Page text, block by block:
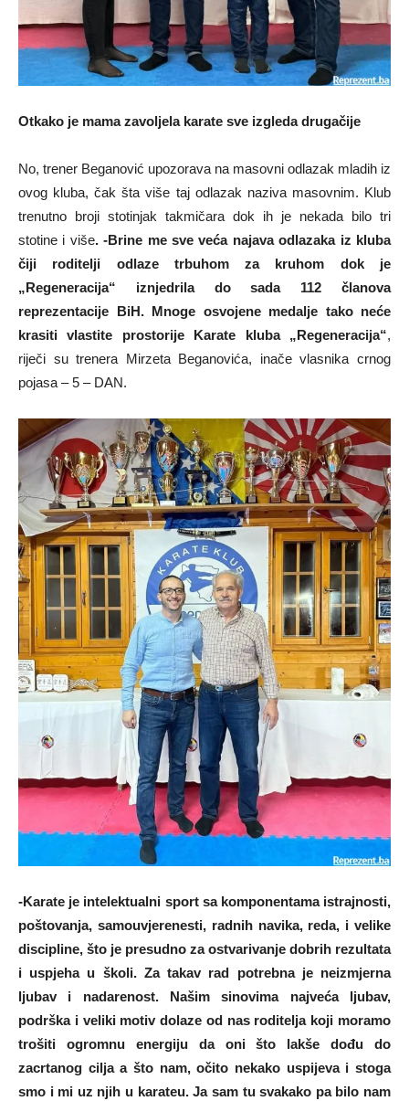
Otkako je mama zavoljela karate sve izgleda drugačije
No, trener Beganović upozorava na masovni odlazak mladih iz
ovog kluba, čak šta više taj odlazak naziva masovnim. Klub
trenutno broji stotinjak takmičara dok ih je nekada bilo tri
stotine i više. -Brine me sve veća najava odlazaka iz kluba
čiji roditelji odlaze trbuhom za kruhom dok je
„Regeneracija“ iznjedrila do sada 112 članova
reprezentacije BiH. Mnoge osvojene medalje tako neće
krasiti vlastite prostorije Karate kluba „Regeneracija“,
riječi su trenera Mirzeta Beganovića, inače vlasnika crnog
pojasa – 5 – DAN.
-Karate je intelektualni sport sa komponentama istrajnosti,
poštovanja, samouvjerenesti, radnih navika, reda, i velike
discipline, što je presudno za ostvarivanje dobrih rezultata
i uspjeha u školi. Za takav rad potrebna je neizmjerna
ljubav i nadarenost. Našim sinovima najveća ljubav,
podrška i veliki motiv dolaze od nas roditelja koji moramo
trošiti ogromnu energiju da oni što lakše dođu do
zacrtanog cilja a što nam, očito nekako uspijeva i stoga
smo i mi uz njih u karateu. Ja sam tu svakako pa bilo nam